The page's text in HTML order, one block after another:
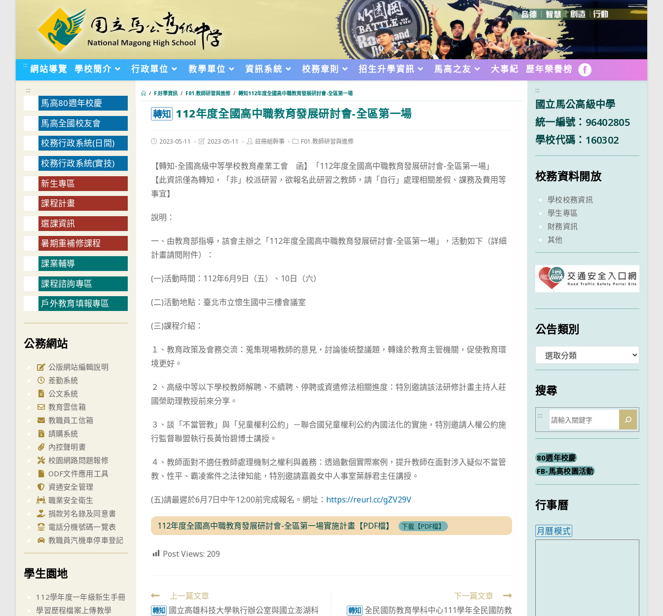
::: 網站導覽 學校簡介 行政單位 教學單位 資訊系統 校務章則 招生升學資訊 馬高之友 大事紀 歷年榮譽榜 FB
/ F.好學資訊 / F01.教師研習與進修 / 轉知112年度全國高中職教育發展研討會-全區第一場
轉知 112年度全國高中職教育發展研討會-全區第一場
Post2023-05-11
Post2023-05-11
Post註冊組幹事
PostF01.教師研習與進修
【轉知-全國高級中等學校教育產業工會 函】「112年度全國高中職教育發展研討會-全區第一場」
【此資訊僅為轉知，「非」校派研習，欲報名此研習之教師，請「自行」處理相關差假、課務及費用等
事宜】
說明：
一、由教育部指導，該會主辦之「112年度全國高中職教育發展研討會-全區第一場」，活動如下（詳細
計畫請閱附件）：
(一)活動時間：112年6月9日（五）、10日（六）
(二)活動地點：臺北市立懷生國中三樓會議室
(三)課程介紹：
１、教育政策及會務交流：蒐集現場教師的意見，討論後統整議題，轉達於教育主管機關，促使教育環
境更好。
２、高級中等以下學校教師解聘、不續聘、停聘或資遣修法相關進度：特別邀請該法研修計畫主持人莊
國榮助理教授前來分享。
３、談「不當管教」與「兒童權利公約」－聯合國兒童權利公約內國法化的實施，特別邀請人權公約施
行監督聯盟執行長黃怡碧博士講授。
４、教師面對不適任教師處理機制之權利與義務：透過數個實際案例，提升教師在面對涉入疑似不當管
教、性平、霸凌案件之法律知能，特別邀請嘉義女中人事室葉靜君主任講授。
(五)請最遲於6月7日中午12:00前完成報名。網址： https://reurl.cc/gZV29V
112年度全國高中職教育發展研討會-全區第一場實施計畫【PDF檔】 下載【PDF檔】
Post Views: 209
Read
more
上一篇文章
轉知 國立高雄科技大學執行辦公室與國立澎湖科
下一篇文章
轉知 全民國防教育學科中心111學年全民國防教
:::
馬高80週年校慶
馬高全國校友會
校務行政系統(日間)
校務行政系統(實技)
新生專區
課程計畫
選課資訊
暑期重補修課程
課業輔導
課程諮詢專區
戶外教育填報專區
公務網站
公版網站編輯說明
差勤系統
公文系統
教育雲信箱
教職員工信箱
請購系統
內控聲明書
校園網路問題報修
ODF文件應用工具
資通安全管理
職業安全衛生
捐款芳名錄及同意書
電話分機號碼一覽表
教職員汽機車停車登記
學生園地
112學年度一年級新生手冊
學習歷程檔案上傳教學
:::
國立馬公高級中學
統一編號：96402805
學校代碼：160302
校務資料開放
學校校務資訊
學生專區
財務資訊
其他
公告類別
類
搜尋
搜
尋
:::
80週年校慶
FB-馬高校園活動
行事曆
月曆模式